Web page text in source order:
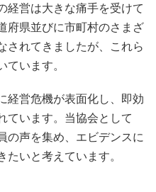
経営は大きな痛手を受けて
府県並びに市町村のさまざ
されてきましたが、これら
います。
経営危機が表面化し、即効
ています。当協会として
の声を集め、エビデンスに
いと考えています。